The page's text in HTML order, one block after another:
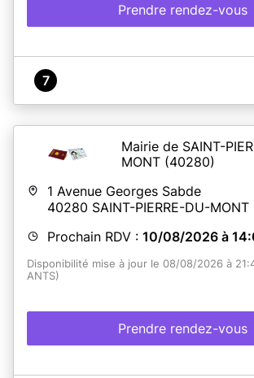
Prendre rendez-vous
7
Mairie de SAINT-
MONT (40280)
1 Avenue Georges Sabde
40280 SAINT-PIERRE-DU-MONT
Prochain RDV : 10/08/2026 à
Disponibilité mise à jour le 08/08/2026 à
ANTS)
Prendre rendez-vous